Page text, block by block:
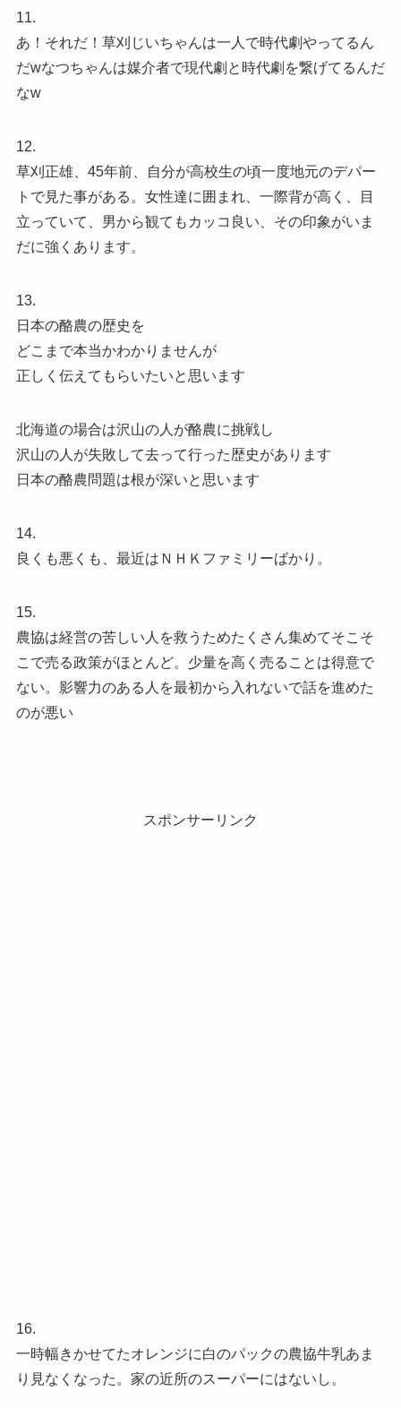
11.
あ！それだ！草刈じいちゃんは一人で時代劇やってるん
だwなつちゃんは媒介者で現代劇と時代劇を繋げてるんだ
なw
12.
草刈正雄、45年前、自分が高校生の頃一度地元のデパー
トで見た事がある。女性達に囲まれ、一際背が高く、目
立っていて、男から観てもカッコ良い、その印象がいま
だに強くあります。
13.
日本の酪農の歴史を
どこまで本当かわかりませんが
正しく伝えてもらいたいと思います
北海道の場合は沢山の人が酪農に挑戦し
沢山の人が失敗して去って行った歴史があります
日本の酪農問題は根が深いと思います
14.
良くも悪くも、最近はＮＨＫファミリーばかり。
15.
農協は経営の苦しい人を救うためたくさん集めてそこそ
こで売る政策がほとんど。少量を高く売ることは得意で
ない。影響力のある人を最初から入れないで話を進めた
のが悪い
スポンサーリンク
16.
一時幅きかせてたオレンジに白のパックの農協牛乳あま
り見なくなった。家の近所のスーパーにはないし。